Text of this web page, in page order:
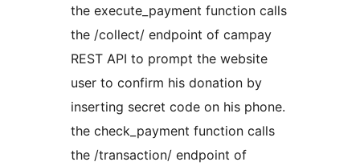
the execute_payment function calls
the /collect/ endpoint of campay
REST API to prompt the website
user to confirm his donation by
inserting secret code on his phone.
the check_payment function calls
the /transaction/ endpoint of